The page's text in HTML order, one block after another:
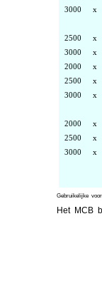
3000
x
2500 x
3000
x
2000
x
2500
x
3000
x
2000 x
2500
x
3000
x
Gebruikelijke
Het MCB